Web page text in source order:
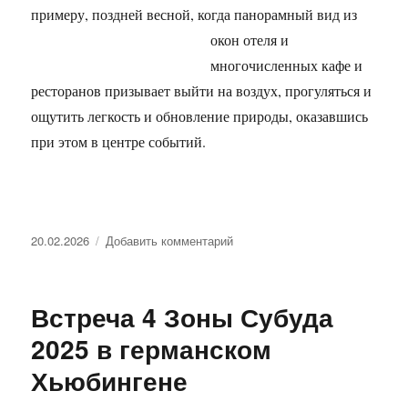
примеру, поздней весной, когдапанорамный вид из
окон отеля и
многочисленных кафе и
ресторанов призывает выйти на воздух, прогуляться и
ощутить легкость и обновление природы, оказавшись
при этом в центре событий.
Опубликовано
20.02.2026 Добавить комментарийк
Субуда
России
2026
Встреча 4 Зоны Субуда
2025 в германском
Хьюбингене